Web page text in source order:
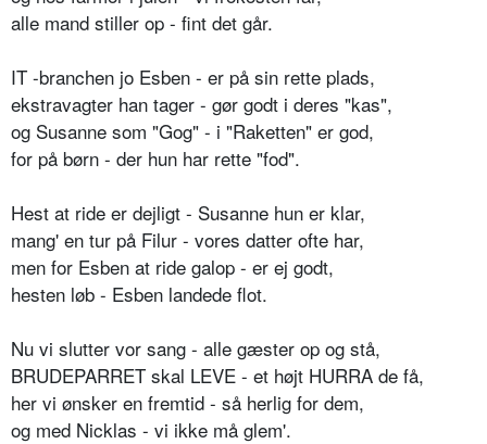
alle mand stiller op - fint det går.
IT -branchen jo Esben - er på sin rette plads,
ekstravagter han tager - gør godt i deres "kas",
og Susanne som "Gog" - i "Raketten" er god,
for på børn - der hun har rette "fod".
Hest at ride er dejligt - Susanne hun er klar,
mang' en tur på Filur - vores datter ofte har,
men for Esben at ride galop - er ej godt,
hesten løb - Esben landede flot.
Nu vi slutter vor sang - alle gæster op og stå,
BRUDEPARRET skal LEVE - et højt HURRA de få,
her vi ønsker en fremtid - så herlig for dem,
og med Nicklas - vi ikke må glem'.